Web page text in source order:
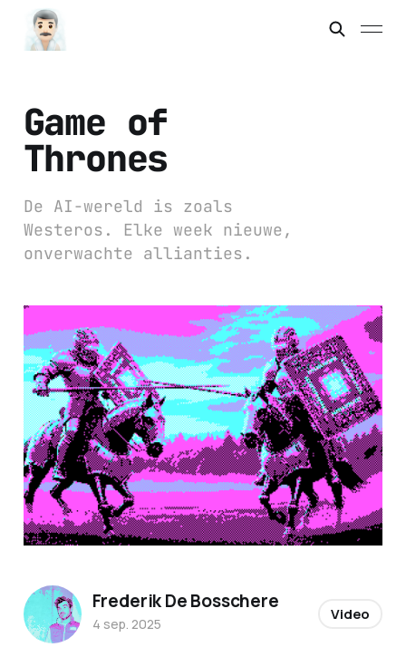
Game of
Thrones
De AI-wereld is zoals
Westeros. Elke week nieuwe,
onverwachte allianties.
Frederik De Bosschere
4 sep. 2025
Video